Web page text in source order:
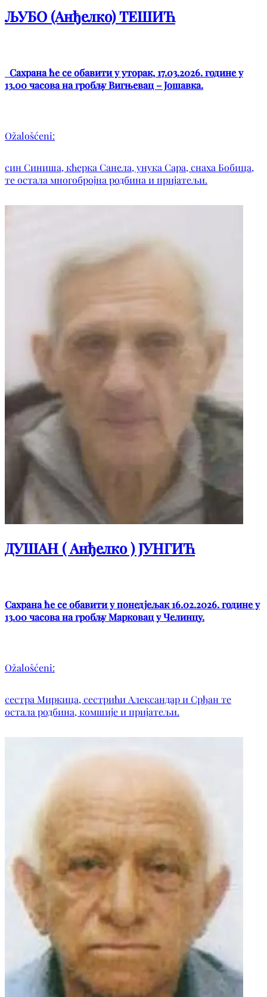
ЉУБО (Анђелко) ТЕШИЋ
Сахрана ће се обавити у уторак, 17.03.2026. године у
13.00 часова на гробљу Вигњевац – Јошавка.
Ožalošćeni:
син Синиша, кћерка Санела, унука Сара, снаха Бобица,
те остала многобројна родбина и пријатељи.
ДУШАН ( Анђелко ) ЈУНГИЋ
Сахрана ће се обавити у понедјељак 16.02.2026. године у
13.00 часова на гробљу Марковац у Челинцу.
Ožalošćeni:
сестра Миркица, сестрићи Александар и Срђан те
остала родбина, комшије и пријатељи.